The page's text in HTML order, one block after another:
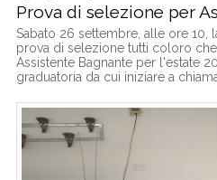
Prova di selezione per
Sabato 26 settembre, alle ore 10,
prova di selezione tutti coloro
Assistente Bagnante per l'estate
graduatoria da cui iniziare a